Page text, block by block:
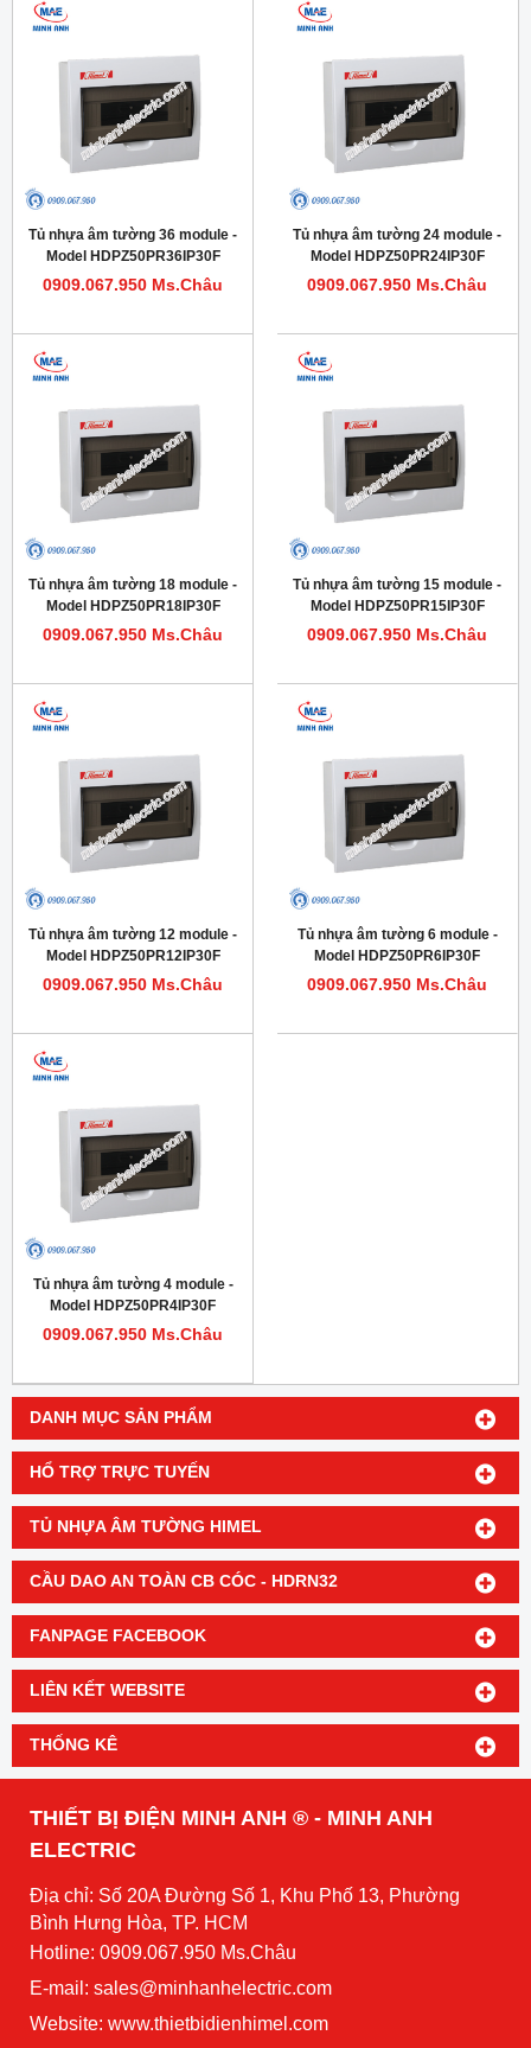
DANH MỤC SẢN PHẨM
HỔ TRỢ TRỰC TUYẾN
TỦ NHỰA ÂM TƯỜNG HIMEL
CẦU DAO AN TOÀN CB CÓC - HDRN32
FANPAGE FACEBOOK
LIÊN KẾT WEBSITE
THỐNG KÊ
Tủ nhựa âm tường 36 module -
Model HDPZ50PR36IP30F
0909.067.950 Ms.Châu
Tủ nhựa âm tường 24 module -
Model HDPZ50PR24IP30F
0909.067.950 Ms.Châu
Tủ nhựa âm tường 18 module -
Model HDPZ50PR18IP30F
0909.067.950 Ms.Châu
Tủ nhựa âm tường 15 module -
Model HDPZ50PR15IP30F
0909.067.950 Ms.Châu
Tủ nhựa âm tường 12 module -
Model HDPZ50PR12IP30F
0909.067.950 Ms.Châu
Tủ nhựa âm tường 6 module -
Model HDPZ50PR6IP30F
0909.067.950 Ms.Châu
Tủ nhựa âm tường 4 module -
Model HDPZ50PR4IP30F
0909.067.950 Ms.Châu
THIẾT BỊ ĐIỆN MINH ANH ® - MINH ANH
ELECTRIC
Địa chỉ: Số 20A Đường Số 1, Khu Phố 13, Phường
Bình Hưng Hòa, TP. HCM
Hotline: 0909.067.950 Ms.Châu
E-mail: sales@minhanhelectric.com
Website: www.thietbidienhimel.com